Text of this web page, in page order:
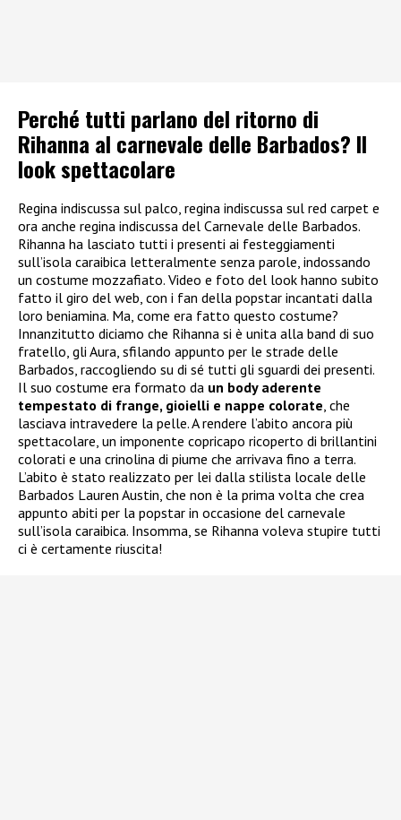
Perché tutti parlano del ritorno di
Rihanna al carnevale delle Barbados? Il
look spettacolare
Regina indiscussa sul palco, regina indiscussa sul red carpet e
ora anche regina indiscussa del Carnevale delle Barbados.
Rihanna ha lasciato tutti i presenti ai festeggiamenti
sull’isola caraibica letteralmente senza parole, indossando
un costume mozzafiato. Video e foto del look hanno subito
fatto il giro del web, con i fan della popstar incantati dalla
loro beniamina. Ma, come era fatto questo costume?
Innanzitutto diciamo che Rihanna si è unita alla band di suo
fratello, gli Aura, sfilando appunto per le strade delle
Barbados, raccogliendo su di sé tutti gli sguardi dei presenti.
Il suo costume era formato da un body aderente
tempestato di frange, gioielli e nappe colorate, che
lasciava intravedere la pelle. A rendere l’abito ancora più
spettacolare, un imponente copricapo ricoperto di brillantini
colorati e una crinolina di piume che arrivava fino a terra.
L’abito è stato realizzato per lei dalla stilista locale delle
Barbados Lauren Austin, che non è la prima volta che crea
appunto abiti per la popstar in occasione del carnevale
sull’isola caraibica. Insomma, se Rihanna voleva stupire tutti
ci è certamente riuscita!